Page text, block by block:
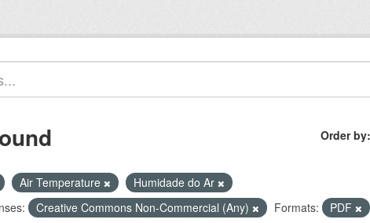
Order by
Air Temperature
Humidade do Ar
Creative Commons Non-Commercial (Any) Formats: PDF